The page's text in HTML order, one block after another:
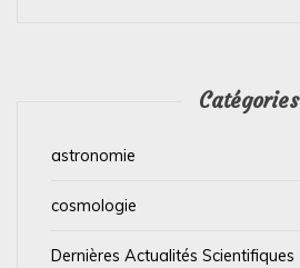
Catégories
astronomie
cosmologie
Dernières Actualités Scientifiques